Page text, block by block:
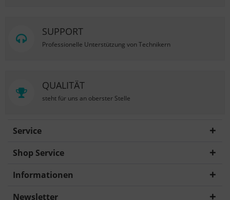
SUPPORT
Professionelle Unterstützung von Technikern
QUALITÄT
steht für uns an oberster Stelle
Service
Shop Service
Informationen
Newsletter